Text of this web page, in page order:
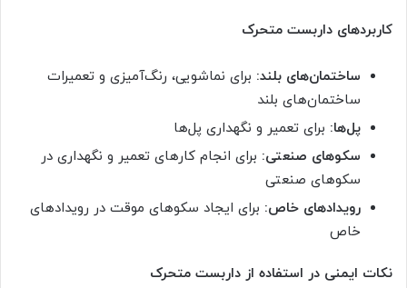
کاربردهای داربست متحرک
ساختمان‌های بلند: برای نماشویی، رنگ‌آمیزی و تعمیرات
ساختمان‌های بلند
پل‌ها: برای تعمیر و نگهداری پل‌ها
سکوهای صنعتی: برای انجام کارهای تعمیر و نگهداری در
سکوهای صنعتی
رویدادهای خاص: برای ایجاد سکوهای موقت در رویدادهای
خاص
نکات ایمنی در استفاده از داربست متحرک